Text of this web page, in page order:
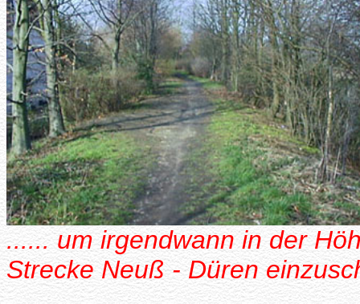
...... um irgendwann in der
Strecke Neuß - Düren